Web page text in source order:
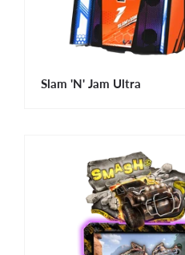
Slam 'N' Jam Ultra